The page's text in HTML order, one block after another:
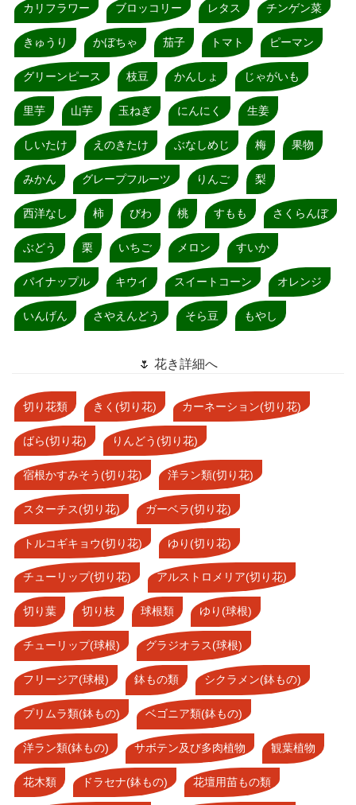
カリフラワー ブロッコリー レタス チンゲン菜
きゅうり かぼちゃ 茄子 トマト ピーマン
グリーンピース 枝豆 かんしょ じゃがいも
里芋 山芋 玉ねぎ にんにく 生姜
しいたけ えのきたけ ぶなしめじ 梅 果物
みかん グレープフルーツ りんご 梨
西洋なし 柿 びわ 桃 すもも さくらんぼ
ぶどう 栗 いちご メロン すいか
パイナップル キウイ スイートコーン オレンジ
いんげん さやえんどう そら豆 もやし
🌷 花き詳細へ
切り花類 きく(切り花) カーネーション(切り花)
ばら(切り花) りんどう(切り花)
宿根かすみそう(切り花) 洋ラン類(切り花)
スターチス(切り花) ガーベラ(切り花)
トルコギキョウ(切り花) ゆり(切り花)
チューリップ(切り花) アルストロメリア(切り花)
切り葉 切り枝 球根類 ゆり(球根)
チューリップ(球根) グラジオラス(球根)
フリージア(球根) 鉢もの類 シクラメン(鉢もの)
プリムラ類(鉢もの) ベゴニア類(鉢もの)
洋ラン類(鉢もの) サボテン及び多肉植物 観葉植物
花木類 ドラセナ(鉢もの) 花壇用苗もの類